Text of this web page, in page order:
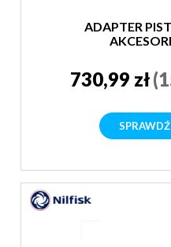
ADAPTER
730,99 zł